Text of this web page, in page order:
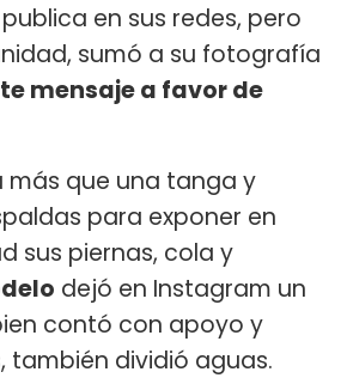
en sus redes, pero
sumó a su fotografía
mensaje a favor de
más que una tanga y
para exponer en
sus piernas, cola y
dejó en Instagram un
contó con apoyo y
también dividió aguas.